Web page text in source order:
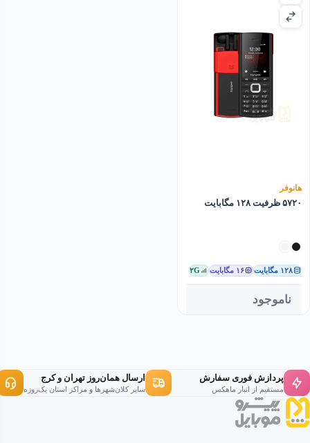
هانوفر
۵۷۲۰ ظرفیت ۱۲۸ مگابایت
۱۲۸ مگابایت ۱۶ مگابایت ۲G
ناموجود
پردازش فوری سفارش
مستقیم از انبار ماهکس
ارسال همان‌روز تهران و کرج
سایر کلان‌شهرها و مراکز استان یک‌روزه